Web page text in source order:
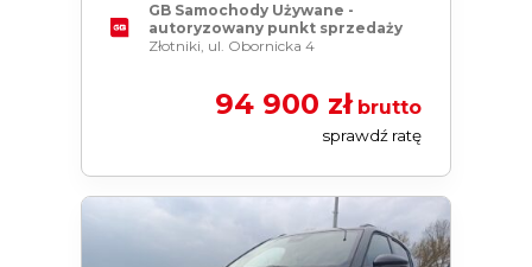
GB Samochody Używane -
autoryzowany punkt sprzedaży
Złotniki, ul. Obornicka 4
94 900 złbrutto
sprawdź ratę